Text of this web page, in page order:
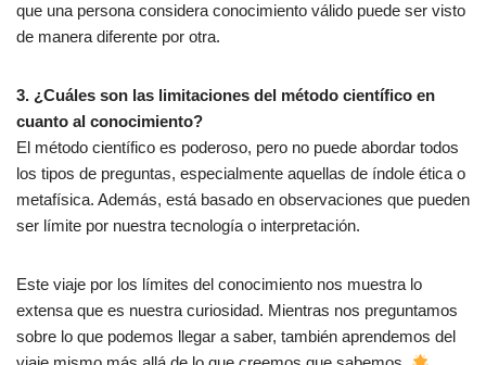
que una persona considera conocimiento válido puede ser visto
de manera diferente por otra.
3. ¿Cuáles son las limitaciones del método científico en
cuanto al conocimiento?
El método científico es poderoso, pero no puede abordar todos
los tipos de preguntas, especialmente aquellas de índole ética o
metafísica. Además, está basado en observaciones que pueden
ser límite por nuestra tecnología o interpretación.
Este viaje por los límites del conocimiento nos muestra lo
extensa que es nuestra curiosidad. Mientras nos preguntamos
sobre lo que podemos llegar a saber, también aprendemos del